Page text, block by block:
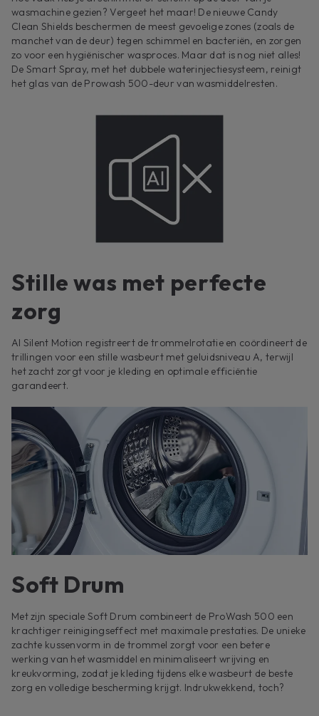
wasmachine gezien? Vergeet het maar! De nieuwe Candy
Clean Shields beschermen de meest gevoelige zones (zoals de
manchet van de deur) tegen schimmel en bacteriën, en zorgen
zo voor een hygiënischer wasproces. Maar dat is nog niet alles!
De Smart Spray, met het dubbele waterinjectiesysteem, reinigt
het glas van de Prowash 500-deur van wasmiddelresten.
Stille was met perfecte
zorg
AI Silent Motion registreert de trommelrotatie en coördineert de
trillingen voor een stille wasbeurt met geluidsniveau A, terwijl
het zacht zorgt voor je kleding en optimale efficiëntie
garandeert.
Soft Drum
Met zijn speciale Soft Drum combineert de ProWash 500 een
krachtiger reinigingseffect met maximale prestaties. De unieke
zachte kussenvorm in de trommel zorgt voor een betere
werking van het wasmiddel en minimaliseert wrijving en
kreukvorming, zodat je kleding tijdens elke wasbeurt de beste
zorg en volledige bescherming krijgt. Indrukwekkend, toch?